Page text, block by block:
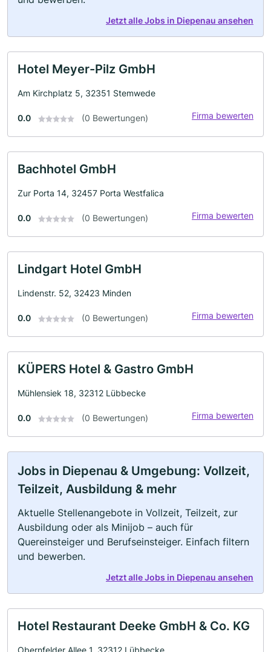
Jetzt alle Jobs in Diepenau ansehen
Hotel Meyer-Pilz GmbH
Am Kirchplatz 5, 32351 Stemwede
0.0 (0 Bewertungen) Firma bewerten
Bachhotel GmbH
Zur Porta 14, 32457 Porta Westfalica
0.0 (0 Bewertungen) Firma bewerten
Lindgart Hotel GmbH
Lindenstr. 52, 32423 Minden
0.0 (0 Bewertungen) Firma bewerten
KÜPERS Hotel & Gastro GmbH
Mühlensiek 18, 32312 Lübbecke
0.0 (0 Bewertungen) Firma bewerten
Jobs in Diepenau & Umgebung: Vollzeit,
Teilzeit, Ausbildung & mehr
Aktuelle Stellenangebote in Vollzeit, Teilzeit, zur
Ausbildung oder als Minijob – auch für
Quereinsteiger und Berufseinsteiger. Einfach filtern
und bewerben.
Jetzt alle Jobs in Diepenau ansehen
Hotel Restaurant Deeke GmbH & Co. KG
Obernfelder Allee 1, 32312 Lübbecke